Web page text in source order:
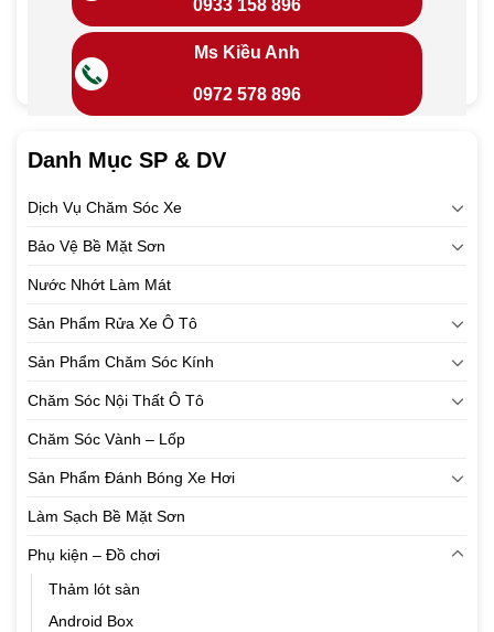
0933 158 896
Ms Kiều Anh
0972 578 896
Danh Mục SP & DV
Dịch Vụ Chăm Sóc Xe
Bảo Vệ Bề Mặt Sơn
Nước Nhớt Làm Mát
Sản Phẩm Rửa Xe Ô Tô
Sản Phẩm Chăm Sóc Kính
Chăm Sóc Nội Thất Ô Tô
Chăm Sóc Vành – Lốp
Sản Phẩm Đánh Bóng Xe Hơi
Làm Sạch Bề Mặt Sơn
Phụ kiện – Đồ chơi
Thảm lót sàn
Android Box